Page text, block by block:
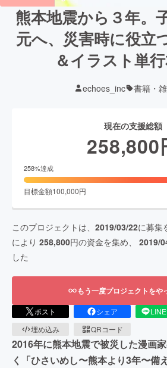
熊本地震から３年。
元へ、災害時に役立
＆イラスト単行
echoes_inc 書籍・
現在の支援総額
258,800
258%達成
目標金額100,000円
このプロジェクトは、 2019/03/22に募集
により 258,800円の資金を集め、 2019/
した
もう一度プロジェクトをや
ポスト シェア
埋め込み
QRコード
2016年に熊本地震で被災した漫画
く「ひさいめし〜熊本より3年〜備